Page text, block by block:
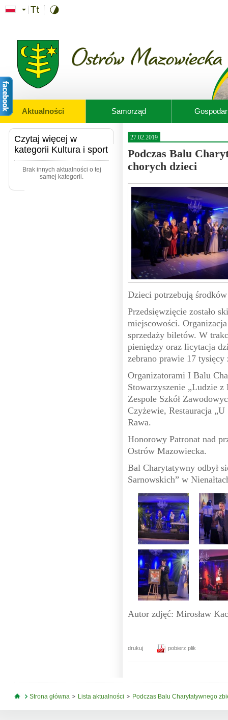
Przejdź do treści
Aktualności Samorząd
Czytaj więcej w
kategorii Kultura i sport
Brak innych aktualności o tej
samej kategorii.
27.02.2019
Podczas Balu
chorych dzieci
Dzieci potrzebują
Przedsięwzięcie zostało
miejscowości.
sprzedaży biletów. W
pieniędzy oraz licytacja
zebrano prawie 17 tysięcy
Organizatorami I Balu
Stowarzyszenie „Ludzie
Zespole Szkół
Czyżewie, Restauracja
Rawa.
Honorowy Patronat nad
Ostrów Mazowiecka.
Bal Charytatywny odbył
Sarnowskich” w
Autor zdjęć: Mirosław
drukuj pobierz plik
Jesteś tutaj
Strona główna Lista aktualności Podczas Balu Charytatywnego